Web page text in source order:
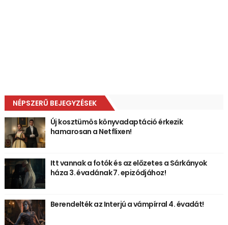
NÉPSZERŰ BEJEGYZÉSEK
Új kosztümös könyvadaptáció érkezik
hamarosan a Netflixen!
Itt vannak a fotók és az előzetes a Sárkányok
háza 3. évadának 7. epizódjához!
Berendelték az Interjú a vámpírral 4. évadát!